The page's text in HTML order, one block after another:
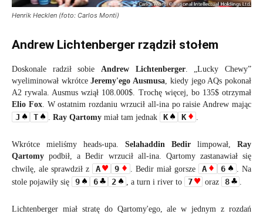
Henrik Hecklen (foto: Carlos Monti)
Andrew Lichtenberger rządził stołem
Doskonale radził sobie Andrew Lichtenberger. „Lucky Chewy”
wyeliminował wkrótceJeremy'ego Ausmusa , kiedy jego AQs pokonał
A2 rywala. Ausmus wziął 108.000$. Trochę więcej, bo 135$ otrzymał
Elio Fox. W ostatnim rozdaniu wrzucił all-ina po raisie Andrew mając
J T Ray Qartomy miał tam jednak K K
Wkrótce mieliśmy heads-upa. Selahaddin Bedir limpował, Ray
Qartomy podbił, a Bedir wrzucił all-ina. Qartomy zastanawiał się
chwilę, ale sprawdził z
A 9 . Bedir miał gorsze A 6
. Na
stole pojawiły się
9 6 2 , a turn i river to 7 oraz 8
Lichtenberger miał stratę do Qartomy'ego, ale w jednym z rozdań